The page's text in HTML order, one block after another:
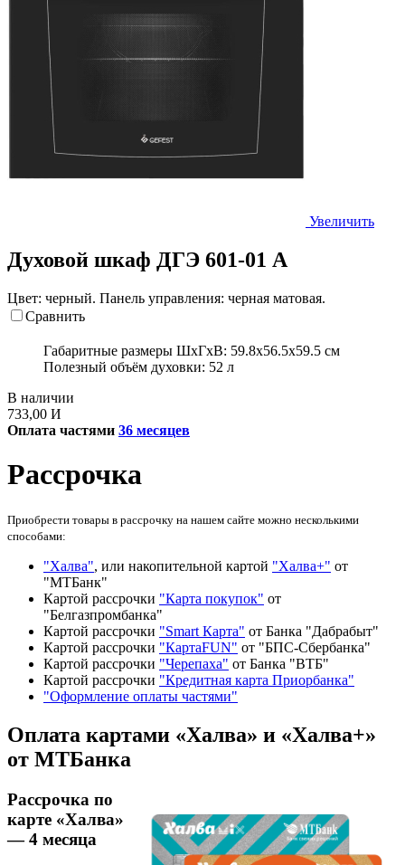
Увеличить
Духовой шкаф ДГЭ 601-01 А
Цвет: черный. Панель управления: черная матовая.
Сравнить
Габаритные размеры ШхГхВ: 59.8х56.5х59.5 см
Полезный объём духовки: 52 л
В наличии
733,00 И
Оплата частями 36 месяцев
Рассрочка
Приобрести товары в рассрочку на нашем сайте можно несколькими
способами:
"Халва", или накопительной картой "Халва+" от
"МТБанк"
Картой рассрочки "Карта покупок" от
"Белгазпромбанка"
Картой рассрочки "Smart Карта" от Банка "Дабрабыт"
Картой рассрочки "КартаFUN" от "БПС-Сбербанка"
Картой рассрочки "Черепаха" от Банка "ВТБ"
Картой рассрочки "Кредитная карта Приорбанка"
"Оформление оплаты частями"
Оплата картами «Халва» и «Халва+»
от МТБанка
Рассрочка по
карте «Халва»
— 4 месяца